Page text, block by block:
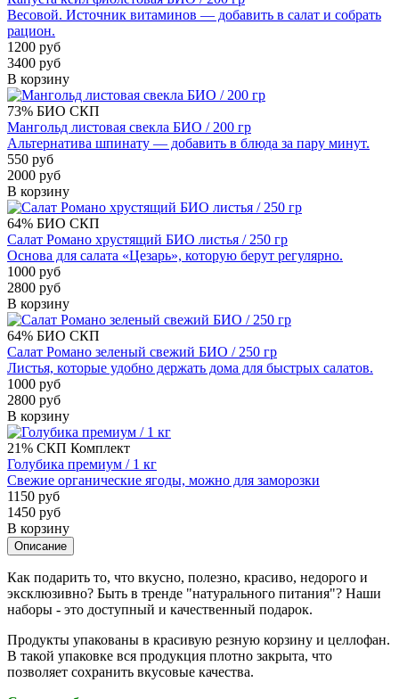
Весовой. Источник витаминов — добавить в салат и собрать
рацион.
1200 руб
3400 руб
В корзину
73% БИО СКП
Мангольд листовая свекла БИО / 200 гр
Альтернатива шпинату — добавить в блюда за пару минут.
550 руб
2000 руб
В корзину
64% БИО СКП
Салат Романо хрустящий БИО листья / 250 гр
Основа для салата «Цезарь», которую берут регулярно.
1000 руб
2800 руб
В корзину
64% БИО СКП
Салат Романо зеленый свежий БИО / 250 гр
Листья, которые удобно держать дома для быстрых салатов.
1000 руб
2800 руб
В корзину
21% СКП Комплект
Голубика премиум / 1 кг
Свежие органические ягоды, можно для заморозки
1150 руб
1450 руб
В корзину
Описание
Как подарить то, что вкусно, полезно, красиво, недорого и
эксклюзивно? Быть в тренде "натурального питания"? Наши
наборы - это доступный и качественный подарок.
Продукты упакованы в красивую резную корзину и целлофан.
В такой упаковке вся продукция плотно закрыта, что
позволяет сохранить вкусовые качества.